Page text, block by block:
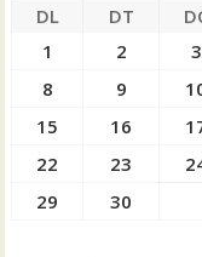
DL DT
1
2 3
8
9
15
16
22
23
29
30